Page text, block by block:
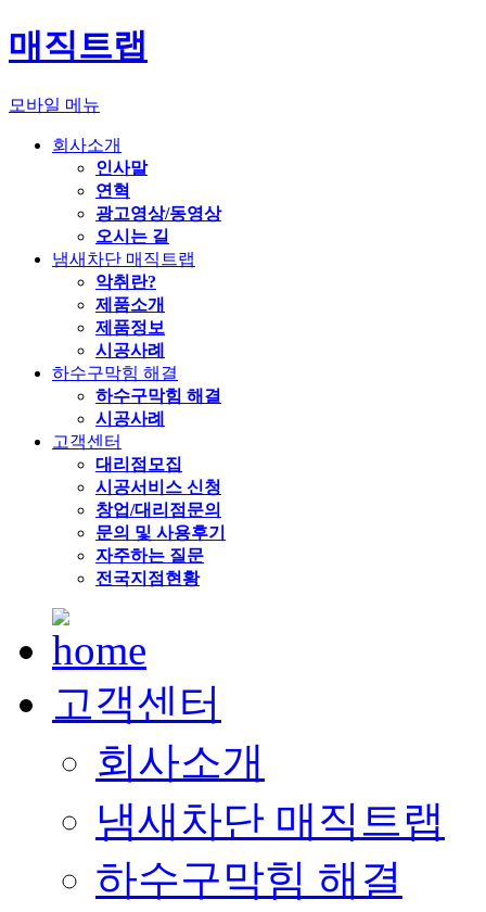
매직트랩
모바일 메뉴
회사소개
인사말
연혁
광고영상/동영상
오시는 길
냄새차단 매직트랩
악취란?
제품소개
제품정보
시공사례
하수구막힘 해결
하수구막힘 해결
시공사례
고객센터
대리점모집
시공서비스 신청
창업/대리점문의
문의 및 사용후기
자주하는 질문
전국지점현황
고객센터
회사소개
냄새차단 매직트랩
하수구막힘 해결